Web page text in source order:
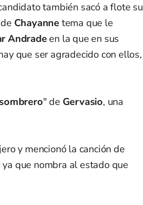
también sacó a flote su
de Chayannetema que le
Andradeen la que en sus
que ser agradecido con ellos,
" de Gervasio, una
y mencionó la canción de
ya que nombra al estado que